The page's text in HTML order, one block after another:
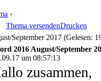
›
Thema versendenDrucken
September 2017 (Gelesen:
2016 August/September
um 08:57:13
zusammen,